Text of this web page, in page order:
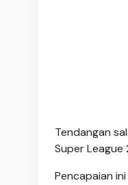
Tendangan
Super League
Pencapaian